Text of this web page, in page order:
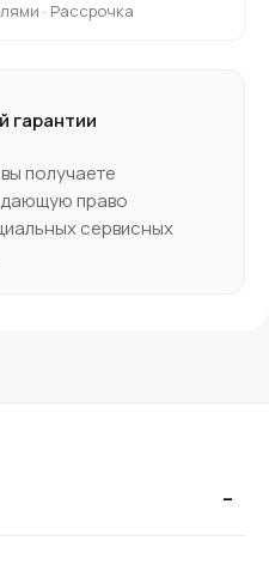
· Рассрочка
гарантии
получаете
право
сервисных
-